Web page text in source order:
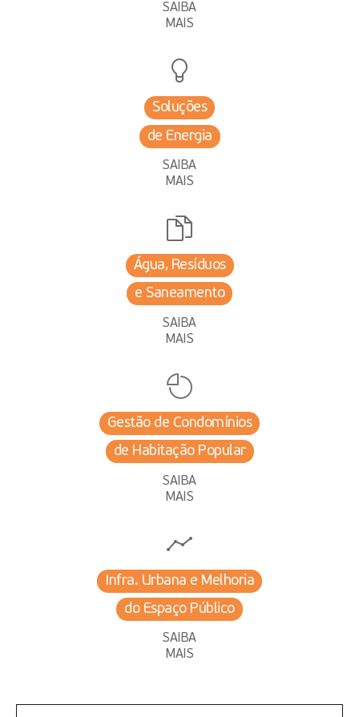
SAIBA
MAIS
Soluções
de Energia
SAIBA
MAIS
Água, Resíduos
e Saneamento
SAIBA
MAIS
Gestão de Condomínios
de Habitação Popular
SAIBA
MAIS
Infra. Urbana e Melhoria
do Espaço Público
SAIBA
MAIS